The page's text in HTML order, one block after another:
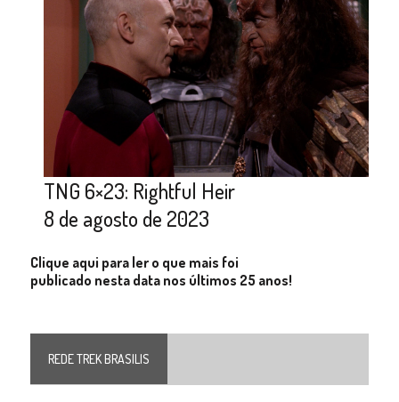
TNG 6×23: Rightful Heir
8 de agosto de 2023
Clique aqui para ler o que mais foi
publicado nesta data nos últimos 25 anos!
REDE TREK BRASILIS